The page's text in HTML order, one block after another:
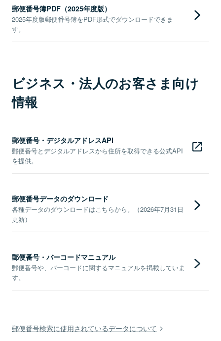
郵便番号簿PDF（2025年度版）
2025年度版郵便番号簿をPDF形式でダウンロードできま
す。
ビジネス・法人のお客さま向け
情報
郵便番号・デジタルアドレスAPI
郵便番号とデジタルアドレスから住所を取得できる公式API
を提供。
郵便番号データのダウンロード
各種データのダウンロードはこちらから。（2026年7月31日
更新）
郵便番号・バーコードマニュアル
郵便番号や、バーコードに関するマニュアルを掲載していま
す。
郵便番号検索に使用されているデータについて